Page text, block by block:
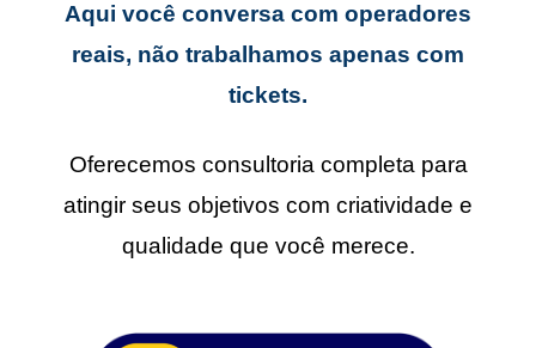
Aqui você conversa com operadores
reais, não trabalhamos apenas com
tickets.
Oferecemos consultoria completa para
atingir seus objetivos com criatividade e
qualidade que você merece.